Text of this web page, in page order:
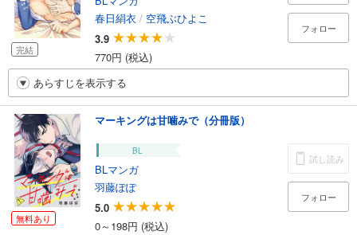
完結
春日絹衣 / 空飛ぶひよこ
3.9
770円 (税込)
フォロー
あらすじを表示する
無料あり
マーキングは甘噛みで（分冊版）
BL
BLマンガ
羽藤ぽぽ
5.0
0～198円 (税込)
試し読み
フォロー